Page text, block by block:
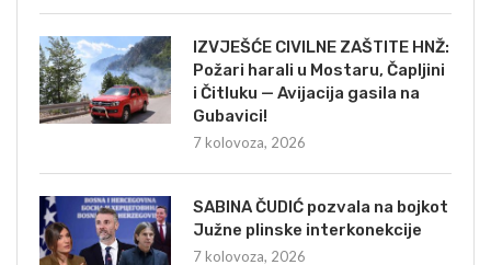
IZVJEŠĆE CIVILNE ZAŠTITE HNŽ:
Požari harali u Mostaru, Čapljini
i Čitluku — Avijacija gasila na
Gubavici!
7 kolovoza, 2026
SABINA ČUDIĆ pozvala na bojkot
Južne plinske interkonekcije
7 kolovoza, 2026